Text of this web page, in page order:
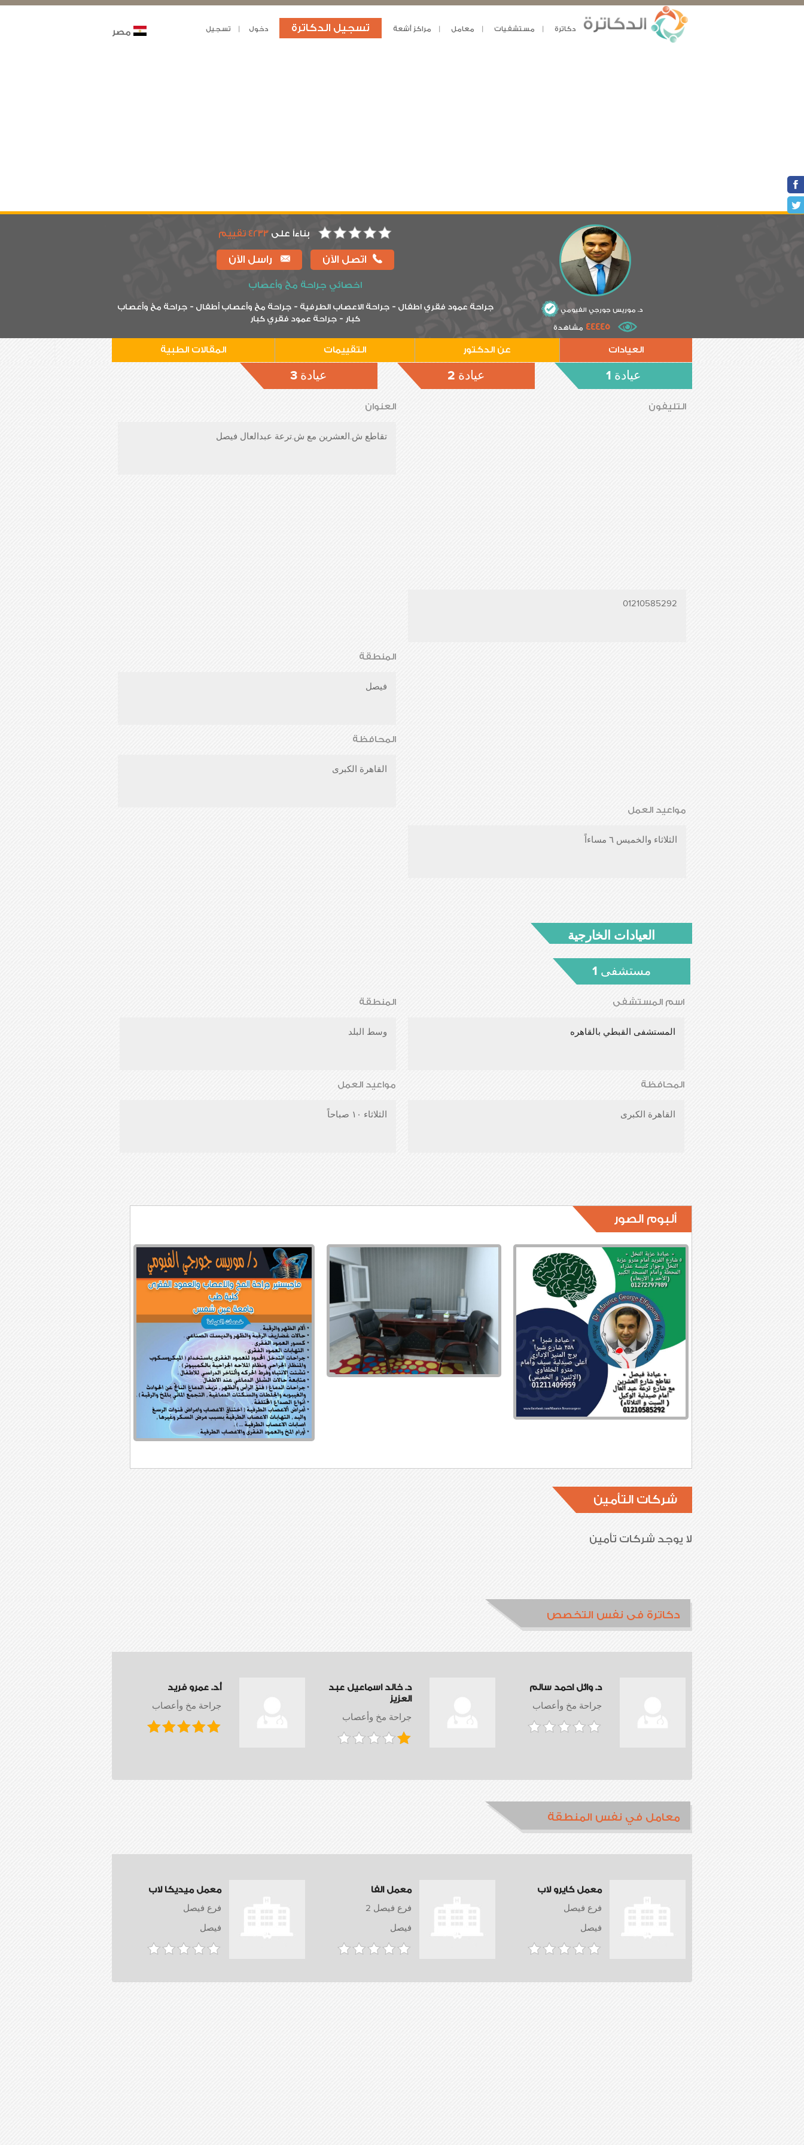
دكاترة مستشفيات معامل مراكز أشعة تسجيل الدكاترة دخول تسجيل مصر
د. موريس جورجي الفيومي
44445 مشاهدة
بناءاً على4233 تقييم
اتصل الآن راسل الآن
اخصائي جراحة مخ وأعصاب
جراحة عمود فقري اطفال -جراحة الاعصاب الطرفية -جراحة مخ وأعصاب أطفال -جراحة مخ وأعصاب
كبار - جراحة عمود فقري كبار
العيادات عن الدكتور التقييمات المقالات الطبية
عيادة 1 عيادة 2 عيادة 3
التليفون
01210585292
مواعيد العمل
الثلاثاء والخميس ٦ مساءاً
العنوان
تقاطع ش.العشرين مع ش.ترعة عبدالعال فيصل
المنطقة
فيصل
المحافظة
القاهرة الكبرى
العيادات الخارجية
مستشفى 1
اسم المستشفى
المستشفى القبطي بالقاهره
المحافظة
القاهرة الكبرى
المنطقة
وسط البلد
مواعيد العمل
الثلاثاء ١٠ صباحاً
ألبوم الصور
شركات التأمين
لا يوجد شركات تأمين
دكاترة فى نفس التخصص
أ.د. عمرو فريد
جراحة مخ وأعصاب
د. خالد اسماعيل عبد
العزيز
جراحة مخ وأعصاب
د. وائل احمد سالم
جراحة مخ وأعصاب
معامل في نفس المنطقة
معمل ميديكا لاب
فرع فيصل
فيصل
معمل الفا
فرع فيصل 2
فيصل
معمل كايرو لاب
فرع فيصل
فيصل